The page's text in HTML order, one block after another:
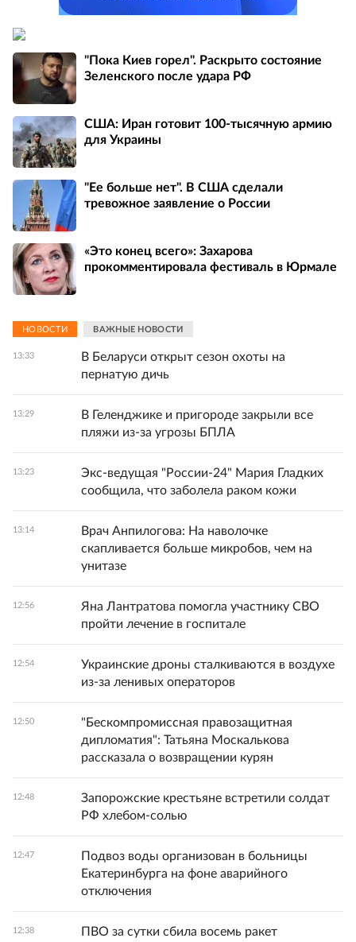
"Пока Киев горел". Раскрыто состояние
Зеленского после удара РФ
США: Иран готовит 100-тысячную армию
для Украины
"Ее больше нет". В США сделали
тревожное заявление о России
«Это конец всего»: Захарова
прокомментировала фестиваль в Юрмале
НОВОСТИ ВАЖНЫЕ НОВОСТИ
13:33
В Беларуси открыт сезон охоты на
пернатую дичь
13:29
В Геленджике и пригороде закрыли все
пляжи из-за угрозы БПЛА
13:23
Экс-ведущая "России-24" Мария Гладких
сообщила, что заболела раком кожи
13:14
Врач Анпилогова: На наволочке
скапливается больше микробов, чем на
унитазе
12:56
Яна Лантратова помогла участнику СВО
пройти лечение в госпитале
12:54
Украинские дроны сталкиваются в воздухе
из-за ленивых операторов
12:50
"Бескомпромиссная правозащитная
дипломатия": Татьяна Москалькова
рассказала о возвращении курян
12:48
Запорожские крестьяне встретили солдат
РФ хлебом-солью
12:47
Подвоз воды организован в больницы
Екатеринбурга на фоне аварийного
отключения
12:38
ПВО за сутки сбила восемь ракет